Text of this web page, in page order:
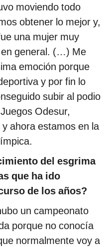
moviendo todo
obtener lo mejor y,
una mujer muy
general. (…) Me
emoción porque
y por fin lo
subir al podio
Odesur,
ahora estamos en la
del esgrima
que ha ido
de los años?
un campeonato
porque no conocía
normalmente voy a